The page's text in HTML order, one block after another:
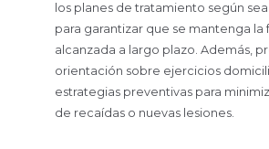
los planes de tratamiento según
para garantizar que se mantenga la
alcanzada a largo plazo. Además,
orientación sobre ejercicios
estrategias preventivas para
de recaídas o nuevas lesiones.